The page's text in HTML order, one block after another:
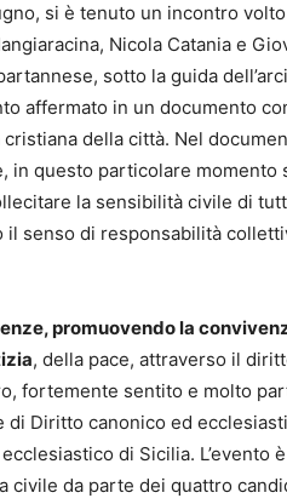
si è tenuto un incontro
Nicola Catania e
sotto la guida
affermato in un documento
della città. Nel
in questo particolare momento
la sensibilità civile di
senso di responsabilità
promuovendo la
, della pace, attraverso il
fortemente sentito e molto
Diritto canonico ed
di Sicilia. L’evento
civile da parte dei quattro